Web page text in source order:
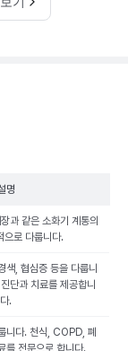
명
과 같은 소화기 계통의
으로 다룹니다.
색, 협심증 등을 다룹니
단과 치료를 제공합니
다.
니다. 천식, COPD, 폐
를 전문으로 합니다.